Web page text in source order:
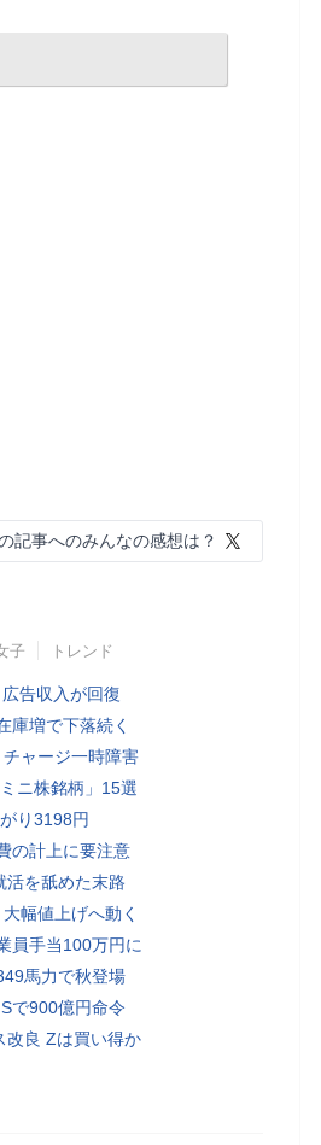
記事へのみんなの感想は？
子 トレンド
告収入が回復
庫増で下落続く
ャージ一時障害
ニ株銘柄」15選
り3198円
の計上に要注意
活を舐めた末路
幅値上げへ動く
員手当100万円に
馬力で秋登場
で900億円命令
改良 Zは買い得か